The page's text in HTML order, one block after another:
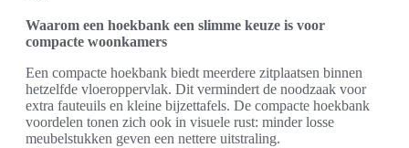
Waarom een hoekbank een slimme keuze is voor
compacte woonkamers
Een compacte hoekbank biedt meerdere zitplaatsen binnen
hetzelfde vloeroppervlak. Dit vermindert de noodzaak voor
extra fauteuils en kleine bijzettafels. De compacte hoekbank
voordelen tonen zich ook in visuele rust: minder losse
meubelstukken geven een nettere uitstraling.